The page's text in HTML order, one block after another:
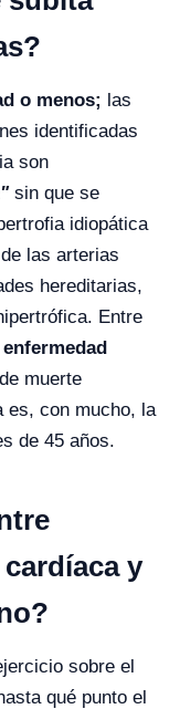
o menos; las
identificadas
son
sin que se
idiopática
las arterias
hereditarias,
Entre
enfermedad
muerte
es, con mucho, la
de 45 años.
y
sobre el
qué punto el